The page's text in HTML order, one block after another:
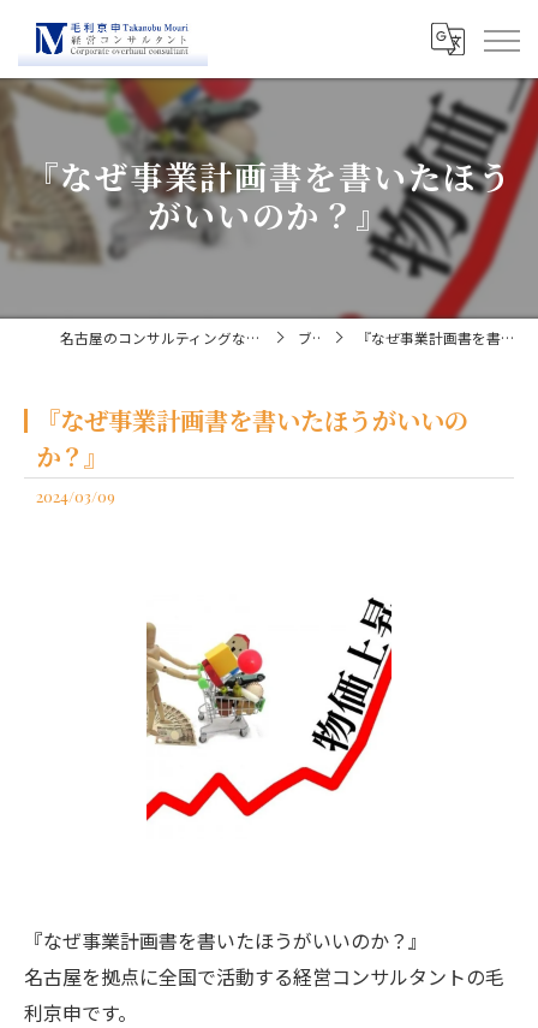
『なぜ事業計画書を書いたほう
がいいのか？』
名古屋のコンサルティングなら経営コンサルタント毛利京申 ブログ 『なぜ事業計画書を書いたほうがいいのか？』
『なぜ事業計画書を書いたほうがいいの
か？』
2024/03/09
『なぜ事業計画書を書いたほうがいいのか？』
名古屋を拠点に全国で活動する経営コンサルタントの毛
利京申です。